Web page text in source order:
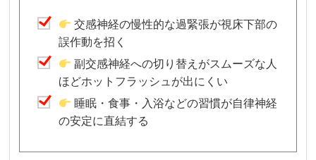
交感神経の慢性的な過緊張が視床下部の
誤作動を招く
副交感神経への切り替えがスムーズな人
ほどホットフラッシュが出にくい
睡眠・食事・入浴などの習慣が自律神経
の安定に直結する